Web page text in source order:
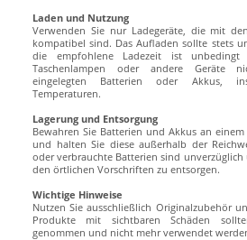
Laden und Nutzung
Verwenden Sie nur Ladegeräte, die mit
kompatibel sind. Das Aufladen sollte stets
die empfohlene Ladezeit ist unbedingt
Taschenlampen oder andere Geräte
eingelegten Batterien oder Akkus,
Temperaturen.
Lagerung und Entsorgung
Bewahren Sie Batterien und Akkus an
und halten Sie diese außerhalb der
oder verbrauchte Batterien sind
den örtlichen Vorschriften zu entsorgen.
Wichtige Hinweise
Nutzen Sie ausschließlich Originalzubehör
Produkte mit sichtbaren Schäden
genommen und nicht mehr verwendet